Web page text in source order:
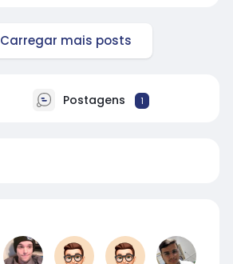
Carregar mais posts
Postagens 1